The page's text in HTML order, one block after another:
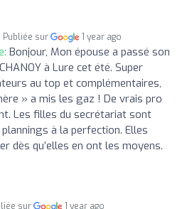
Publiée sur 1 year ago
Bonjour, Mon épouse a passé son
à Lure cet été. Super
au top et complémentaires,
» a mis les gaz ! De vrais pro
Les filles du secrétariat sont
à la perfection. Elles
dès qu’elles en ont les moyens.
sur 1 year ago